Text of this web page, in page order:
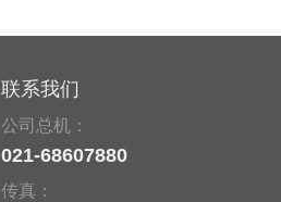
联系我们
公司总机：
021-68607880
传真：